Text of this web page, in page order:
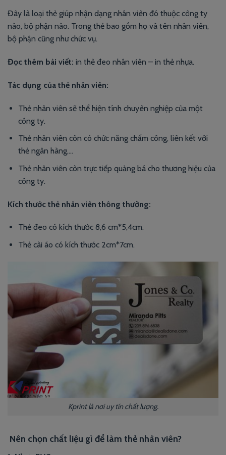
Đây là loại thẻ giúp nhận dạng nhân viên đó thuộc công ty
nào, bộ phận nào. Trong thẻ bao gồm họ và tên nhân viên,
bộ phận cũng như chức vụ.
Đọc thêm bài viết: in thẻ đeo nhân viên – in thẻ nhựa.
Tác dụng của thẻ nhân viên:
Thẻ nhân viên sẽ thể hiện tính chuyên nghiệp của một
công ty.
Thẻ nhân viên còn có chức năng chấm công, liên kết với
thẻ ngân hàng,…
Thẻ nhân viên còn trực tiếp quảng bá cho thương hiệu của
công ty.
Kích thước thẻ nhân viên thông thường:
Thẻ đeo có kích thước 8,6 cm*5,4cm.
Thẻ cài áo có kích thước 2cm*7cm.
Kprint là nơi uy tín chất lượng.
Nên chọn chất liệu gì để làm thẻ nhân viên?